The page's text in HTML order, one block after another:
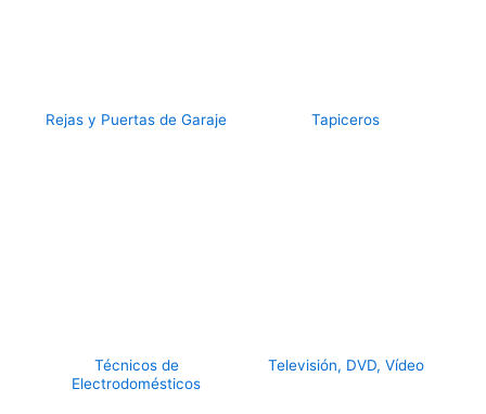
Rejas y Puertas de Garaje Tapiceros
Técnicos de
Electrodomésticos
Televisión, DVD, Vídeo